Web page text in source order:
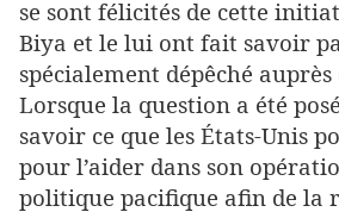
se sont félicités de cette
Biya et le lui ont fait savoir
spécialement dépêché
Lorsque la question a été
savoir ce que les États-Unis
pour l’aider dans son
politique pacifique afin de la